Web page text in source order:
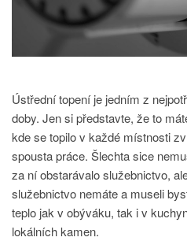
Ústřední topení je jedním z
doby. Jen si představte, že to
kde se topilo v každé místnosti
spousta práce. Šlechta sice
za ní obstarávalo služebnictvo,
služebnictvo nemáte a museli
teplo jak v obýváku, tak i v
lokálních kamen.